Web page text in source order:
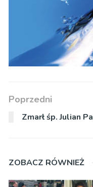
Poprzedni
Zmarł śp. Julian
ZOBACZ RÓWNIEŻ